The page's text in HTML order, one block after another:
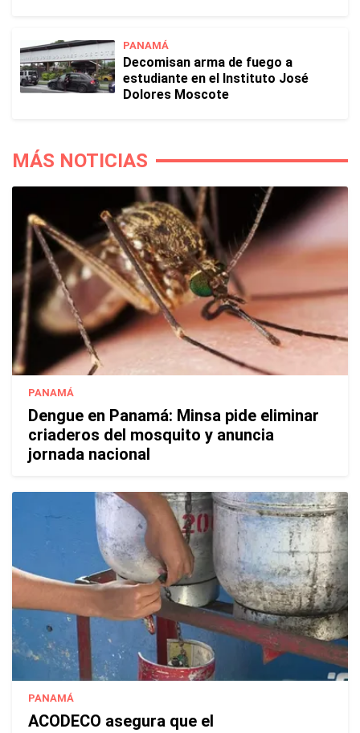
PANAMÁ
Decomisan arma de fuego a
estudiante en el Instituto José
Dolores Moscote
MÁS NOTICIAS
PANAMÁ
Dengue en Panamá: Minsa pide eliminar
criaderos del mosquito y anuncia
jornada nacional
PANAMÁ
ACODECO asegura que el